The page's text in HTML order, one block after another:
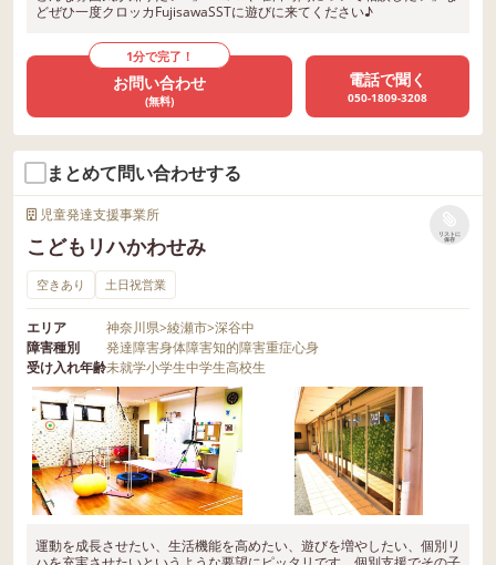
どぜひ一度クロッカFujisawaSSTに遊びに来てください♪
1分で完了！
お問い合わせ
(無料)
電話で聞く
050-1809-3208
まとめて問い合わせする
児童発達支援事業所
こどもリハかわせみ
リストに
保存
空きあり 土日祝営業
エリア 神奈川県>綾瀬市>深谷中
障害種別
発達障害身体障害知的障害重症心身
受け入れ年齢未就学小学生中学生高校生
運動を成長させたい、生活機能を高めたい、遊びを増やしたい、個別リ